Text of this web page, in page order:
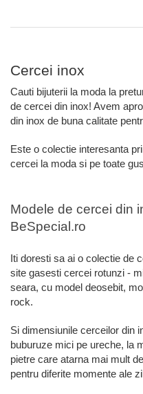
Cercei inox
Cauti bijuterii la moda la
de cercei din inox! Avem
din inox de buna calitate
Este o colectie interesanta
cercei la moda si pe toate
Modele de cercei din
BeSpecial.ro
Iti doresti sa ai o colectie de
site gasesti cercei rotunzi -
seara, cu model deosebit,
rock.
Si dimensiunile cerceilor din
buburuze mici pe ureche, la
pietre care atarna mai mult
pentru diferite momente ale